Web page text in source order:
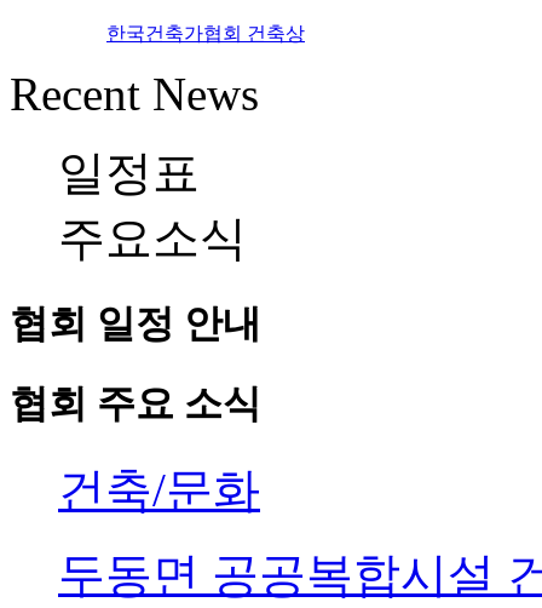
한국건축가협회 건축상
Recent News
일정표
주요소식
협회 일정 안내
협회 주요 소식
건축/문화
두동면 공공복합시설